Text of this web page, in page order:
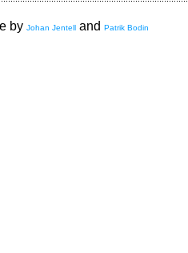
by Johan Jentell and Patrik Bodin